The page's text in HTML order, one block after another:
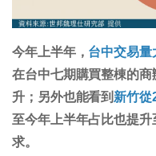
今年上半年， 台中交易量
在台中七期購買整棟的
升；另外也能看到 新竹從
至今年上半年占比也提
求。